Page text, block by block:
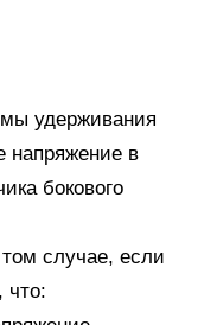
удерживания
напряжение в
бокового
случае, если
что: